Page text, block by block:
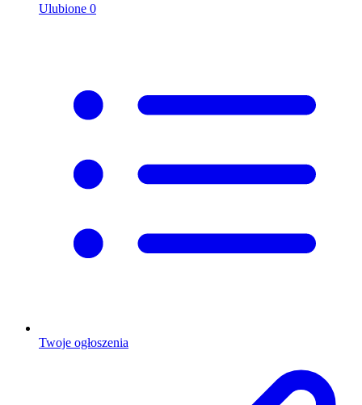
Ulubione 0
Twoje ogłoszenia